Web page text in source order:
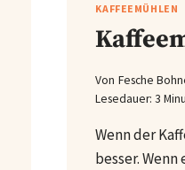
KAFFEEMÜHLEN
Von Fesche
Lesedauer: 3
Wenn der
besser.